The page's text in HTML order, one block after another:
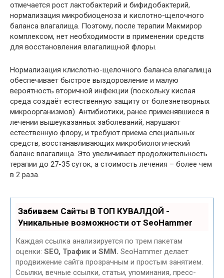
отмечается рост лактобактерий и бифидобактерий,
нормализация микробиоценоза и кислотно-щелочного
баланса влагалища. Поэтому, после терапии Макмирор
комплексом, нет необходимости в применении средств
для восстановления влагалищной флоры.
Нормализация клислотно-щелочного баланса влагалища
обеспечивает быстрое выздоровление и малую
вероятность вторичной инфекции (поскольку кислая
среда создаёт естественную защиту от болезнетворных
микроорганизмов). Антибиотики, ранее применявшиеся в
лечении вышеуказанных заболеваний, нарушают
естественную флору, и требуют приёма специальных
средств, восстанавливающих микробиологический
баланс влагалища. Это увеличивает продолжительность
терапии до 27-35 суток, а стоимость лечения – более чем
в 2 раза.
Забиваем Сайты В ТОП КУВАЛДОЙ -
Уникальные возможности от SeoHammer
Каждая ссылка анализируется по трем пакетам
оценки: SEO, Трафик и SMM. SeoHammer делает
продвижение сайта прозрачным и простым занятием.
Ссылки, вечные ссылки, статьи, упоминания, пресс-